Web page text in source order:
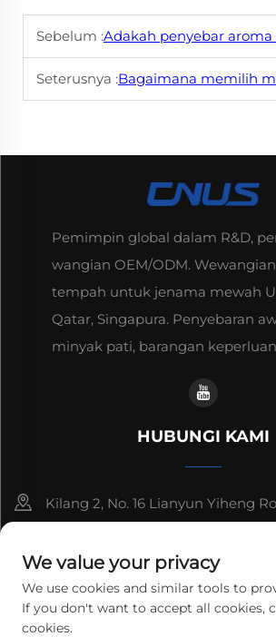
Sebelum :Adakah penyebar aroma HVAC boleh membantu
Seterusnya :Bagaimana memilih mesin wewangian udara yang
Pemimpin global dalam R&D,
wangian OEM/ODM.
tempah untuk jenama mewah
Qatar, Singapura. Penyebaran
minyak pati, barangan
HUBUNGI KAMI
Kilang 2, No. 16 Lianyun Yiheng
+86-13192436782
[email
We value your privacy
We use cookies and similar tools to
If you don't want to accept all cookies,
cookies.